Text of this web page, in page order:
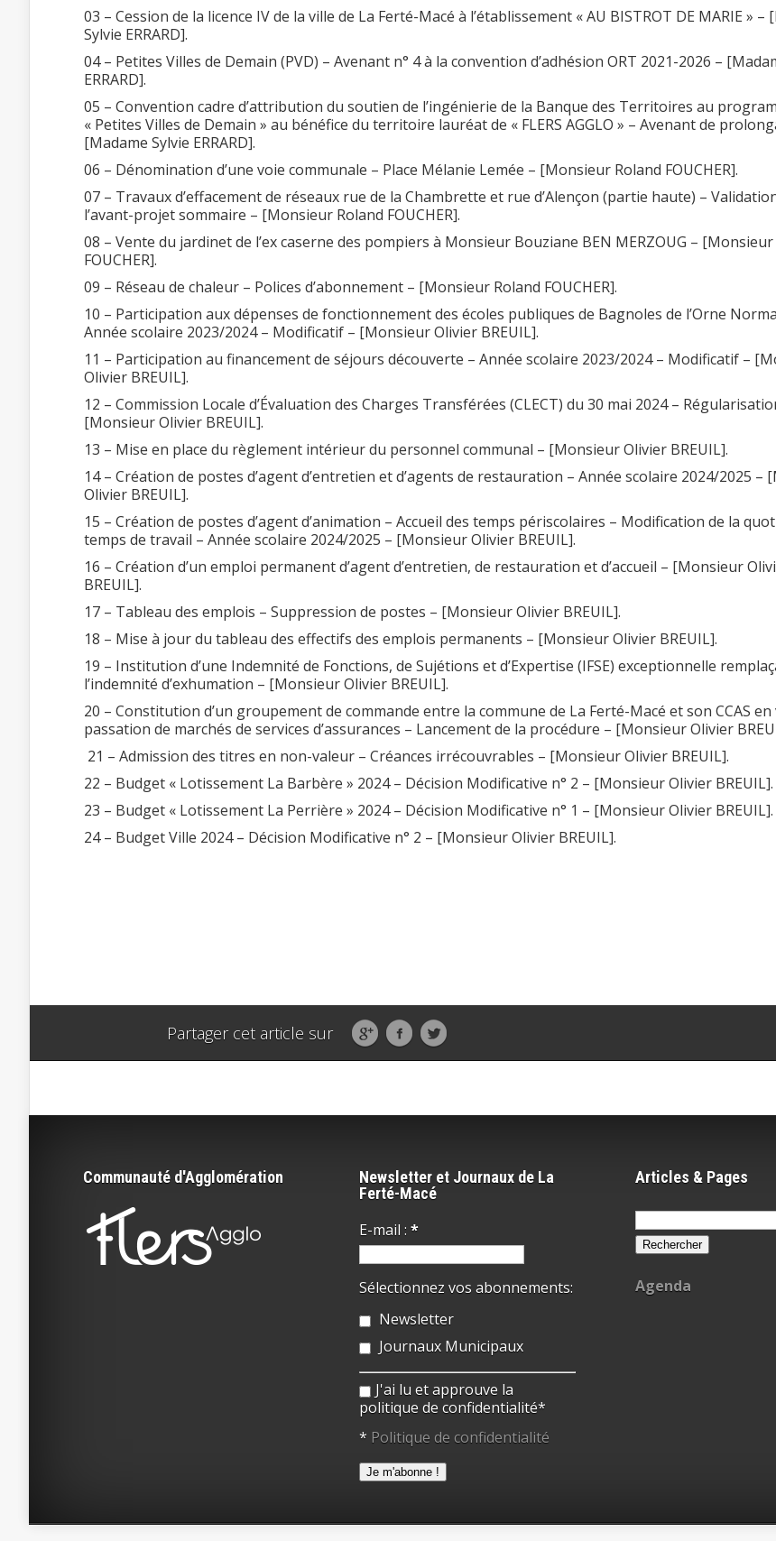
03 – Cession de la licence IV de la ville de La Ferté-Macé à l’établissement « AU BISTROT DE MARIE » –
Sylvie ERRARD].
04 – Petites Villes de Demain (PVD) – Avenant n° 4 à la convention d’adhésion ORT 2021-2026 –
ERRARD].
05 – Convention cadre d’attribution du soutien de l’ingénierie de la Banque des Territoires au
« Petites Villes de Demain » au bénéfice du territoire lauréat de « FLERS AGGLO » – Avenant de
[Madame Sylvie ERRARD].
06 – Dénomination d’une voie communale – Place Mélanie Lemée – [Monsieur Roland FOUCHER].
07 – Travaux d’effacement de réseaux rue de la Chambrette et rue d’Alençon (partie haute) –
l’avant-projet sommaire – [Monsieur Roland FOUCHER].
08 – Vente du jardinet de l’ex caserne des pompiers à Monsieur Bouziane BEN MERZOUG –
FOUCHER].
09 – Réseau de chaleur – Polices d’abonnement – [Monsieur Roland FOUCHER].
10 – Participation aux dépenses de fonctionnement des écoles publiques de Bagnoles de l’Orne
Année scolaire 2023/2024 – Modificatif – [Monsieur Olivier BREUIL].
11 – Participation au financement de séjours découverte – Année scolaire 2023/2024 – Modificatif –
Olivier BREUIL].
12 – Commission Locale d’Évaluation des Charges Transférées (CLECT) du 30 mai 2024 –
[Monsieur Olivier BREUIL].
13 – Mise en place du règlement intérieur du personnel communal – [Monsieur Olivier BREUIL].
14 – Création de postes d’agent d’entretien et d’agents de restauration – Année scolaire 2024/2025 –
Olivier BREUIL].
15 – Création de postes d’agent d’animation – Accueil des temps périscolaires – Modification de la
temps de travail – Année scolaire 2024/2025 – [Monsieur Olivier BREUIL].
16 – Création d’un emploi permanent d’agent d’entretien, de restauration et d’accueil – [Monsieur
BREUIL].
17 – Tableau des emplois – Suppression de postes – [Monsieur Olivier BREUIL].
18 – Mise à jour du tableau des effectifs des emplois permanents – [Monsieur Olivier BREUIL].
19 – Institution d’une Indemnité de Fonctions, de Sujétions et d’Expertise (IFSE) exceptionnelle
l’indemnité d’exhumation – [Monsieur Olivier BREUIL].
20 – Constitution d’un groupement de commande entre la commune de La Ferté-Macé et son CCAS en
passation de marchés de services d’assurances – Lancement de la procédure – [Monsieur Olivier
21 – Admission des titres en non-valeur – Créances irrécouvrables – [Monsieur Olivier BREUIL].
22 – Budget « Lotissement La Barbère » 2024 – Décision Modificative n° 2 – [Monsieur Olivier BREUIL].
23 – Budget « Lotissement La Perrière » 2024 – Décision Modificative n° 1 – [Monsieur Olivier BREUIL].
24 – Budget Ville 2024 – Décision Modificative n° 2 – [Monsieur Olivier BREUIL].
Partager cet article sur
Communauté d'Agglomération
Newsletter et Journaux de La
Ferté-Macé
E-mail : *
Sélectionnez vos abonnements:
Newsletter
Journaux Municipaux
J'ai lu et approuve la
politique de confidentialité*
* Politique de confidentialité
Articles & Pages
Rechercher :
Agenda